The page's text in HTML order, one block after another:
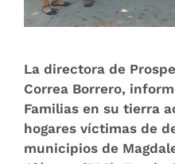
La directora de
Correa Borrero,
Familias en su tierra
hogares víctimas de
municipios de